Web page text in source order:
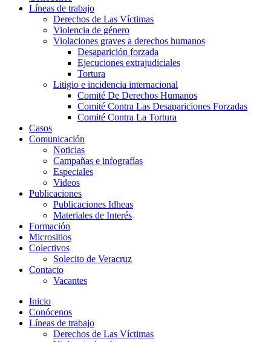
Líneas de trabajo
Derechos de Las Víctimas
Violencia de género
Violaciones graves a derechos humanos
Desaparición forzada​
Ejecuciones extrajudiciales
Tortura
Litigio e incidencia internacional
Comité De Derechos Humanos​
Comité Contra Las Desapariciones Forzadas
Comité Contra La Tortura​
Casos
Comunicación
Noticias
Campañas e infografías
Especiales
Videos
Publicaciones
Publicaciones Idheas
Materiales de Interés
Formación
Micrositios
Colectivos
Solecito de Veracruz
Contacto
Vacantes
Inicio
Conócenos
Líneas de trabajo
Derechos de Las Víctimas